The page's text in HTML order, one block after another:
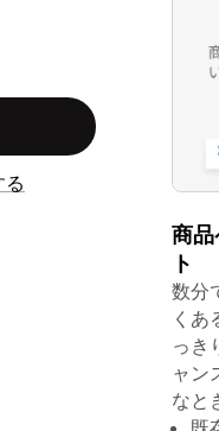
商
ト
数分
くあ
っき
ャン
なと